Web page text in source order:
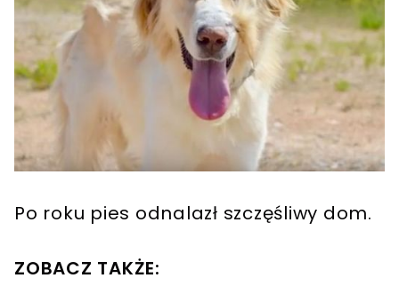
Po roku pies odnalazł szczęśliwy dom.
ZOBACZ TAKŻE: